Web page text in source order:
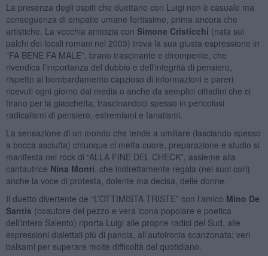
La presenza degli ospiti che duettano con Luigi non è casuale ma
conseguenza di empatie umane fortissime, prima ancora che
artistiche. La vecchia amicizia con Simone Cristicchi (nata sui
palchi dei locali romani nel 2003) trova la sua giusta espressione in
“FA BENE FA MALE”, brano trascinante e dirompente, che
rivendica l’importanza del dubbio e dell’integrità di pensiero,
rispetto al bombardamento capzioso di informazioni e pareri
ricevuti ogni giorno dai media o anche da semplici cittadini che ci
tirano per la giacchetta, trascinandoci spesso in pericolosi
radicalismi di pensiero, estremismi e fanatismi.
La sensazione di un mondo che tende a umiliare (lasciando spesso
a bocca asciutta) chiunque ci metta cuore, preparazione e studio si
manifesta nel rock di “ALLA FINE DEL CHECK”, assieme alla
cantautrice Nina Monti , che indirettamente regala (nei suoi cori)
anche la voce di protesta, dolente ma decisa, delle donne.
Il duetto divertente de “L’OTTIMISTA TRISTE” con l’amico Mino De
Santis (coautore del pezzo e vera icona popolare e poetica
dell’intero Salento) riporta Luigi alle proprie radici del Sud, alle
espressioni dialettali più di pancia, all’autoironia scanzonata: veri
balsami per superare molte difficoltà del quotidiano.